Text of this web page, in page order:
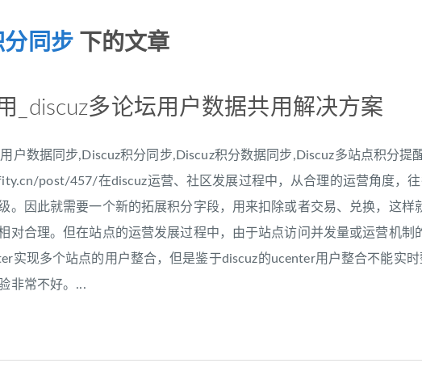
分同步下的文章
_discuz多论坛用户数据共用解决方案
户数据同步,Discuz积分同步,Discuz积分数据同步,Discuz多站点积分提
post/457/在discuz运营、社区发展过程中，从合理的运营角度，
。因此就需要一个新的拓展积分字段，用来扣除或者交易、兑换，这样
对合理。但在站点的运营发展过程中，由于站点访问并发量或运营机制
实现多个站点的用户整合，但是鉴于discuz的ucenter用户整合不能实
非常不好。...